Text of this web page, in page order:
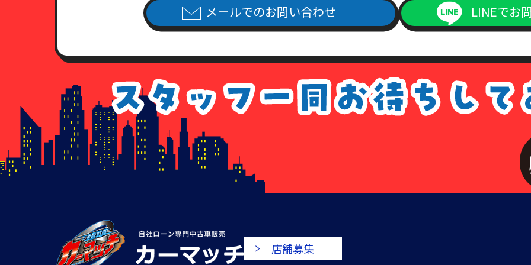
7．各種請求のお手続き方法
当社指定の申請用紙
に必要事項をご記入の上、上記本人確認書類の(1)～(4)のいずれかの写しを添付の上
（当社指定の申請用紙は、こちらよりダウンロード出来ます）
個人情報利用停止申請書
個人情報訂正追加削除請求書
委任状
8．手数料について
情報開示のご請求を頂いた場合、1回につき書留送料440円分の切手を申請書類に同封して下さい。
手数料が不足している場合、及び手数料が同封されていなかった場合は、その旨をご連絡させて頂きま
払いのなかった場合につきましては、各種請求はなかったものとして処理させて頂きますので、あらか
9. 各種請求に応じることが出来ない場合について
来ない場 合。
（2）所定の申請用紙の記入に不備があった場合。
（3）請求いただいた内容が当社で保有している個人データに該当しない場合。
メールでのお問い合わせ LINEでお
店舗募集